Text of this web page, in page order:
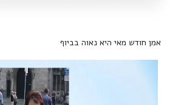
אמן חודש מאי היא נאוה בביוף